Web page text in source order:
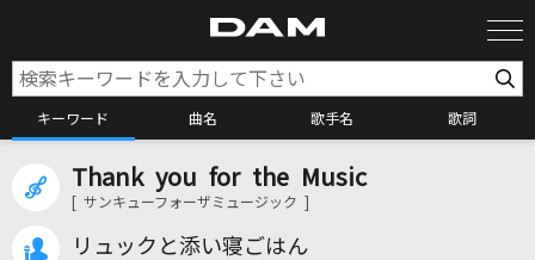
キーワード 曲名 歌手名 歌詞
カラオケ検索
Thank you for the Music
[ サンキューフォーザミュージック ]
リュックと添い寝ごはん